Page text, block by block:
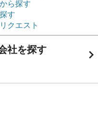
ら探す
す
クエスト
社を探す